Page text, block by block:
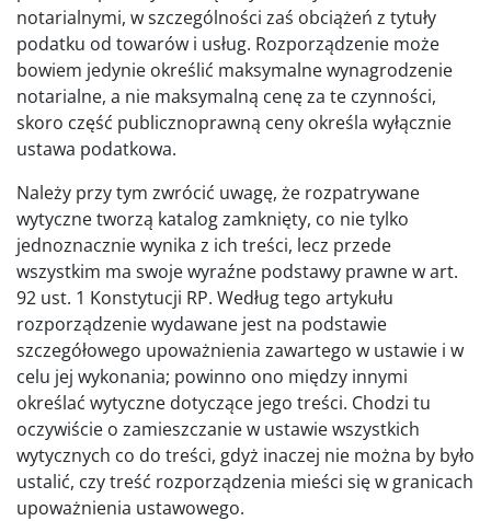
notarialnymi, w szczególności zaś obciążeń z tytuły
podatku od towarów i usług. Rozporządzenie może
bowiem jedynie określić maksymalne wynagrodzenie
notarialne, a nie maksymalną cenę za te czynności,
skoro część publicznoprawną ceny określa wyłącznie
ustawa podatkowa.
Należy przy tym zwrócić uwagę, że rozpatrywane
wytyczne tworzą katalog zamknięty, co nie tylko
jednoznacznie wynika z ich treści, lecz przede
wszystkim ma swoje wyraźne podstawy prawne w art.
92 ust. 1 Konstytucji RP. Według tego artykułu
rozporządzenie wydawane jest na podstawie
szczegółowego upoważnienia zawartego w ustawie i w
celu jej wykonania; powinno ono między innymi
określać wytyczne dotyczące jego treści. Chodzi tu
oczywiście o zamieszczanie w ustawie wszystkich
wytycznych co do treści, gdyż inaczej nie można by było
ustalić, czy treść rozporządzenia mieści się w granicach
upoważnienia ustawowego.